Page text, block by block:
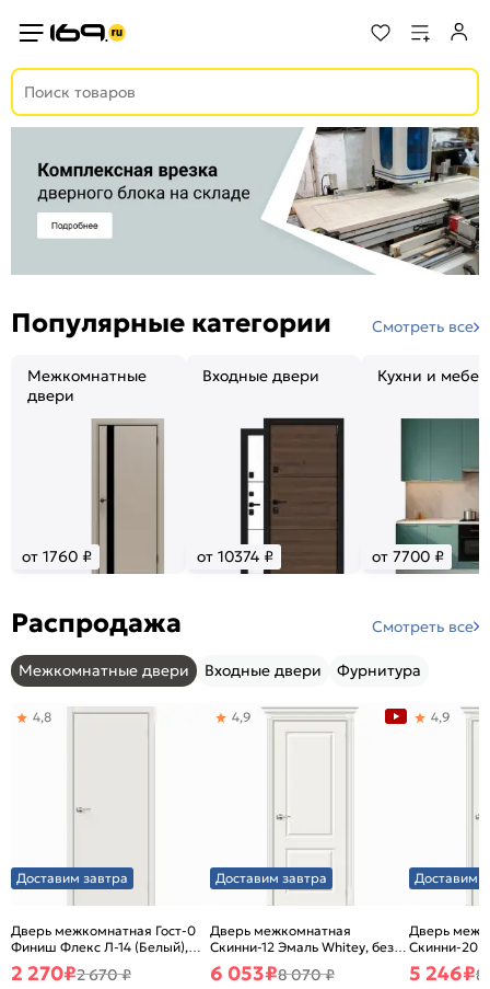
Популярные категории Смотреть все
Межкомнатные
двери
от 1760 ₽
Входные двери
от 10374 ₽
Кухни и
от 7700 ₽
Распродажа Смотреть все
Межкомнатные двери Входные двери Фурнитура
Доставим завтра
Дверь межкомнатная Гост-0
Финиш Флекс Л-14 (Белый),
глухая, каркасно-щитовая
4,8
2 270₽2 670 ₽
Доставим завтра
Дверь межкомнатная
Скинни-12 Эмаль Whitey, без
декора, глухая, без стекла,
без кромки, скиновая
4,9
6 053₽8 070 ₽
Доставим
Дверь
Скинни-20
декора,
без кромки,
4,9
5 246₽8